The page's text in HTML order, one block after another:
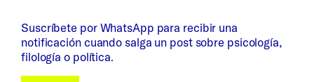
Suscríbete por WhatsApp para recibir una
notificación cuando salga un post sobre psicología,
filología o política.